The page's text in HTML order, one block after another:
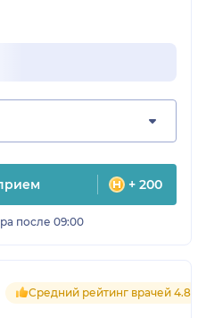
+ 200
после 09:00
Средний рейтинг врачей 4.8